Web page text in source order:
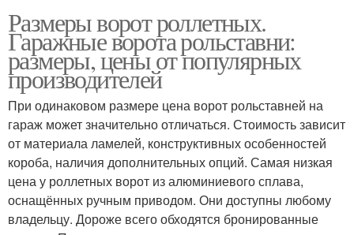
Размеры ворот роллетных.
Гаражные ворота рольставни:
размеры, цены от популярных
производителей
При одинаковом размере цена ворот рольставней на
гараж может значительно отличаться. Стоимость зависит
от материала ламелей, конструктивных особенностей
короба, наличия дополнительных опций. Самая низкая
цена у роллетных ворот из алюминиевого сплава,
оснащённых ручным приводом. Они доступны любому
владельцу. Дороже всего обходятся бронированные